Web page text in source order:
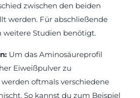
zwischen den beiden
werden. Für abschließende
weitere Studien benötigt.
Um das Aminosäureprofil
Eiweißpulver zu
oftmals verschiedene
So kannst du zum Beispiel